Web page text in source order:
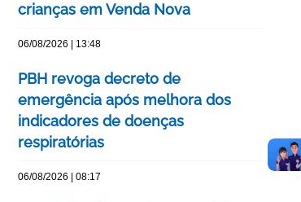
crianças em Venda Nova
06/08/2026 | 13:48
PBH revoga decreto de
emergência após melhora dos
indicadores de doenças
respiratórias
06/08/2026 | 08:17